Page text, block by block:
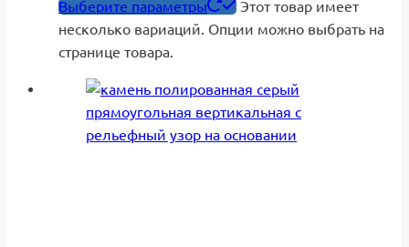
Выберите параметры
Этот товар имеет
несколько вариаций. Опции можно выбрать на
странице товара.